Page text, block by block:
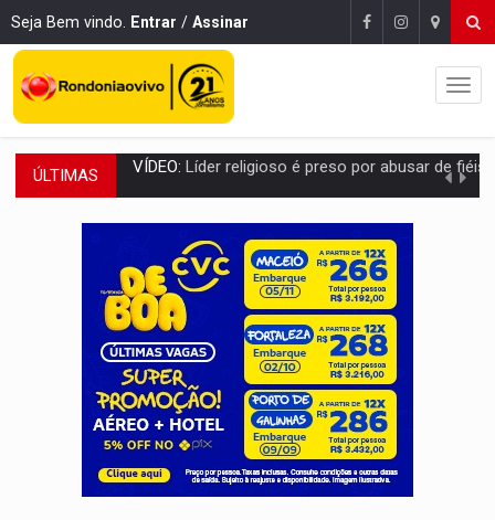
Seja Bem vindo. Entrar / Assinar
ÚLTIMAS LEVANTAMENTO:Brasil tem uma história marcada por guerras, revoltas e
LAMENTÁVEL:Mulher é encontrada morta dentro de residência
'XANDY DO MOTOCROSS':Pai morre em acidente na BR-364 duas semanas após
PESO DO VOTO:Cinco maiores colégios eleitorais concentram 53,7% dos
COLUNA SEMANAL:Largada foi dada e candidatos ao Governo de RO partem
SOB SUSPEITA:Entrega de 286 máquinas em Rondônia coincide com
ARTIGO:Reter até 50% no distrato imobiliário é legal, mas não pode
DO HOSPITAL AO CAMPO:Veja as mais de 200 ações de Marcos